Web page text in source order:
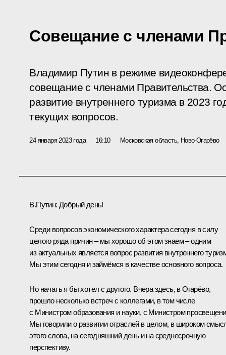
Совещание с членами
Владимир Путин в режиме
совещание с членами Правительства.
развитие внутреннего туризма в 2023
текущих вопросов.
24 января 2023 года 16:10 Московская область, Ново-Огарёво
В.Путин: Добрый день!
Среди вопросов экономического характера сегодня в силу
целого ряда причин – мы хорошо об этом знаем – одним
из актуальных является вопрос развития внутреннего
Мы этим сегодня и займёмся в качестве основного вопроса.
Но начать я бы хотел с другого. Вчера здесь, в Огарёво,
прошло несколько встреч с коллегами, в том числе
с Министром образования и науки, с Министром
Мы говорили о развитии отраслей в целом, в широком
этого слова, на сегодняшний день и на среднесрочную
перспективу.